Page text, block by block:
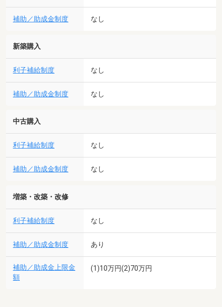
補助／助成金制度 なし
新築購入
利子補給制度 なし
補助／助成金制度 なし
中古購入
利子補給制度 なし
補助／助成金制度 なし
増築・改築・改修
利子補給制度 なし
補助／助成金制度 あり
補助／助成金上限金
額
(1)10万円(2)70万円